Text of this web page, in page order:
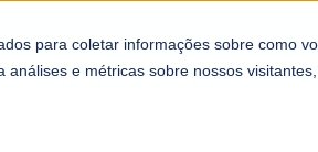
para coletar informações sobre como
e métricas sobre nossos
COMPLIANCEPARCEIROS